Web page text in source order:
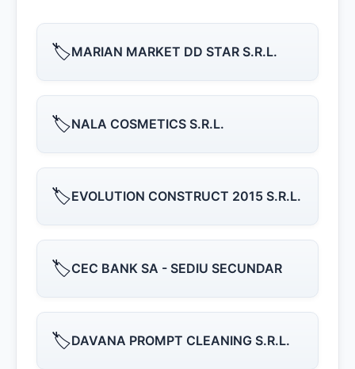
🏷️MARIAN MARKET DD STAR S.R.L.
🏷️NALA COSMETICS S.R.L.
🏷️EVOLUTION CONSTRUCT 2015 S.R.L.
🏷️CEC BANK SA - SEDIU SECUNDAR
🏷️DAVANA PROMPT CLEANING S.R.L.